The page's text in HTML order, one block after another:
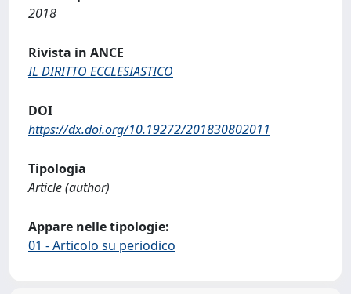
2018
Rivista in ANCE
IL DIRITTO ECCLESIASTICO
DOI
https://dx.doi.org/10.19272/201830802011
Tipologia
Article (author)
Appare nelle tipologie:
01 - Articolo su periodico